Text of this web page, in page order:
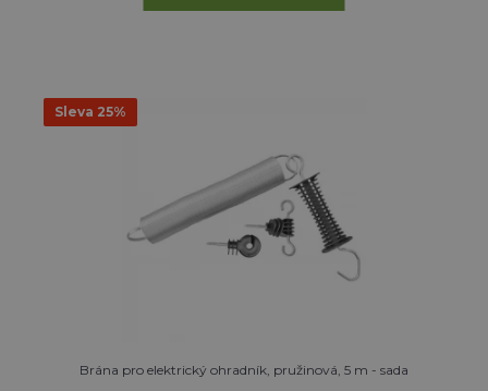
Sleva 25%
Brána pro elektrický ohradník, pružinová, 5 m - sada